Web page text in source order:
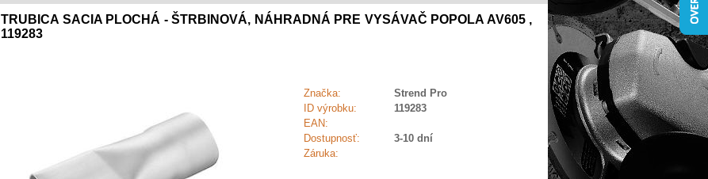
TRUBICA SACIA PLOCHÁ - ŠTRBINOVÁ, NÁHRADNÁ PRE VYSÁVAČ POPOLA AV605 ,
119283
Značka:
Strend Pro
ID výrobku:
119283
EAN:
Dostupnosť:
3-10 dní
Záruka: